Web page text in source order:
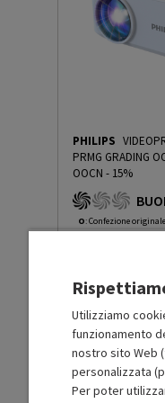
Regolazione
Keystone
Durata lampada
WiFi
Aux
PHILIPS
PRMG GRADING
OOCN - 15%
O: Confezione
O: Accessori
Prodotto
In Promozione
Utilizziamo
funzionamento
nostro sito Web
personalizzata
Per poter